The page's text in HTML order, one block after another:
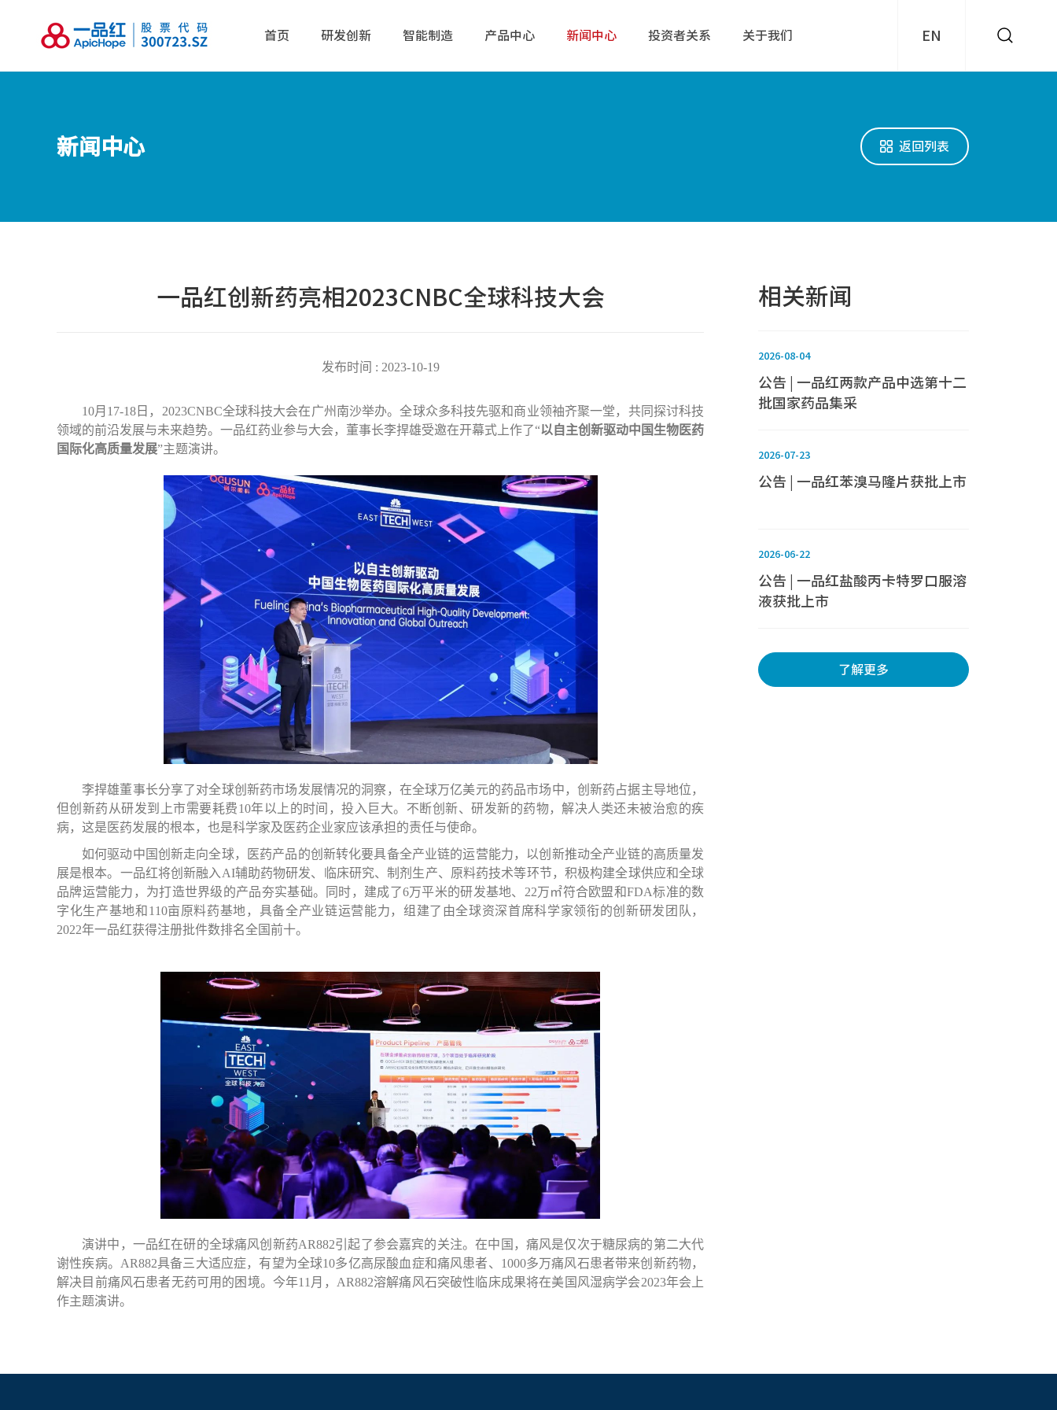
EN
首页 研发创新 智能制造 产品中心 新闻中心 投资者关系 关于我们
新闻中心 返回列表
一品红创新药亮相2023CNBC全球科技大会
发布时间 : 2023-10-19
10月17-18日，2023CNBC全球科技大会在广州南沙举办。全球众多科技先驱和商业领袖齐聚一堂，共同探讨科技
领域的前沿发展与未来趋势。一品红药业参与大会，董事长李捍雄受邀在开幕式上作了“以自主创新驱动中国生物医药
国际化高质量发展”主题演讲。
李捍雄董事长分享了对全球创新药市场发展情况的洞察，在全球万亿美元的药品市场中，创新药占据主导地位，
但创新药从研发到上市需要耗费10年以上的时间，投入巨大。不断创新、研发新的药物，解决人类还未被治愈的疾
病，这是医药发展的根本，也是科学家及医药企业家应该承担的责任与使命。
如何驱动中国创新走向全球，医药产品的创新转化要具备全产业链的运营能力，以创新推动全产业链的高质量发
展是根本。一品红将创新融入AI辅助药物研发、临床研究、制剂生产、原料药技术等环节，积极构建全球供应和全球
品牌运营能力，为打造世界级的产品夯实基础。同时，建成了6万平米的研发基地、22万㎡符合欧盟和FDA标准的数
字化生产基地和110亩原料药基地，具备全产业链运营能力，组建了由全球资深首席科学家领衔的创新研发团队，
2022年一品红获得注册批件数排名全国前十。
演讲中，一品红在研的全球痛风创新药AR882引起了参会嘉宾的关注。在中国，痛风是仅次于糖尿病的第二大代
谢性疾病。AR882具备三大适应症，有望为全球10多亿高尿酸血症和痛风患者、1000多万痛风石患者带来创新药物，
解决目前痛风石患者无药可用的困境。今年11月，AR882溶解痛风石突破性临床成果将在美国风湿病学会2023年会上
作主题演讲。
相关新闻
2026-08-04
公告 | 一品红两款产品中选第十二
批国家药品集采
2026-07-23
公告 | 一品红苯溴马隆片获批上市
2026-06-22
公告 | 一品红盐酸丙卡特罗口服溶
液获批上市
了解更多